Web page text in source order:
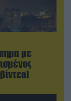
με